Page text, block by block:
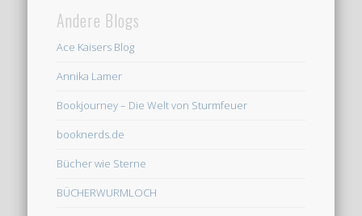
Andere Blogs
Ace Kaisers Blog
Annika Lamer
Bookjourney – Die Welt von Sturmfeuer
booknerds.de
Bücher wie Sterne
BÜCHERWURMLOCH